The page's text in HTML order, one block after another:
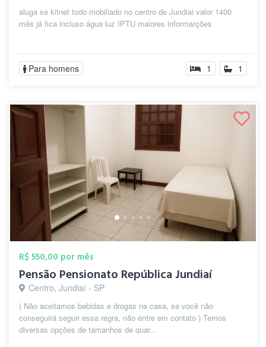
aluga se kitnet todo mobiliado no centro de Jundiai valor 1400
mês já fica incluso água luz IPTU maiores informarções
Para homens 1 1
R$ 550,00 por mês
Pensão Pensionato República Jundiaí
Centro, Jundiaí - SP
( Não aceitamos bebidas e drogas na casa, se você não
conseguirá seguir essa regra, não entre em contato ) Temos
diversas opções de tamanhos de quar...